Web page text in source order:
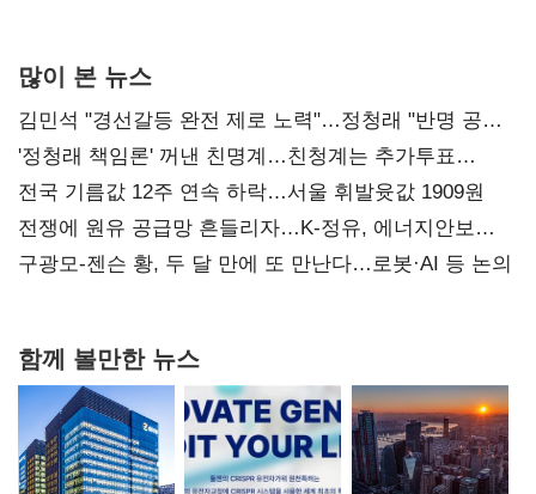
많이 본 뉴스
김민석 "경선갈등 완전 제로 노력"…정청래 "반명 공세
사과부터"
'정청래 책임론' 꺼낸 친명계…친청계는 추가투표
때리기
전국 기름값 12주 연속 하락…서울 휘발윳값 1909원
전쟁에 원유 공급망 흔들리자…K-정유, 에너지안보
핵심으로 재부상
구광모-젠슨 황, 두 달 만에 또 만난다…로봇·AI 등 논의
함께 볼만한 뉴스